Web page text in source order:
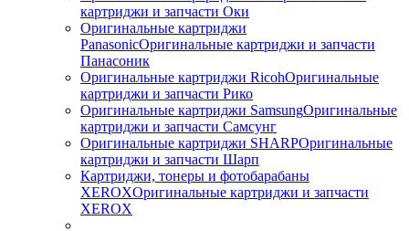
картриджи и запчасти Оки
Оригинальные картриджи
PanasonicОригинальные картриджи и запчасти
Панасоник
Оригинальные картриджи RicohОригинальные
картриджи и запчасти Рико
Оригинальные картриджи SamsungОригинальные
картриджи и запчасти Самсунг
Оригинальные картриджи SHARPОригинальные
картриджи и запчасти Шарп
Картриджи, тонеры и фотобарабаны
XEROXОригинальные картриджи и запчасти
XEROX